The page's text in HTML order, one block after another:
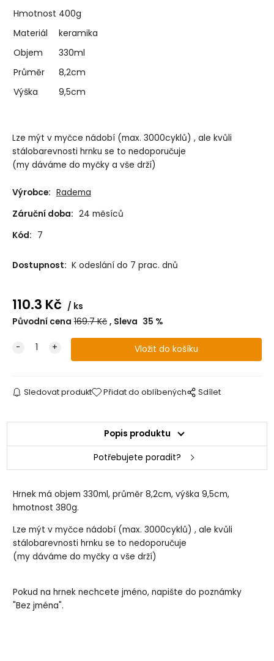
Hmotnost 400g
Materiál
keramika
Objem
330ml
Průměr
8,2cm
Výška
9,5cm
Lze mýt v myčce nádobí (max. 3000cyklů) , ale kvůli
stálobarevnosti hrnku se to nedoporučuje
(my dáváme do myčky a vše drží)
Výrobce: Radema
Záruční doba: 24 měsíců
Kód: 7
Dostupnost: K odeslání do 7 prac. dnů
110.3 Kč
ks
Původní cena 169.7Kč Sleva 35 %
Sledovat produkt Přidat do oblíbených Sdílet
Popis produktu
Potřebujete poradit?
Hrnek má objem 330ml, průměr 8,2cm, výška 9,5cm,
hmotnost 380g.
Lze mýt v myčce nádobí (max. 3000cyklů) , ale kvůli
stálobarevnosti hrnku se to nedoporučuje
(my dáváme do myčky a vše drží)
Pokud na hrnek nechcete jméno, napište do poznámky
"Bez jména".